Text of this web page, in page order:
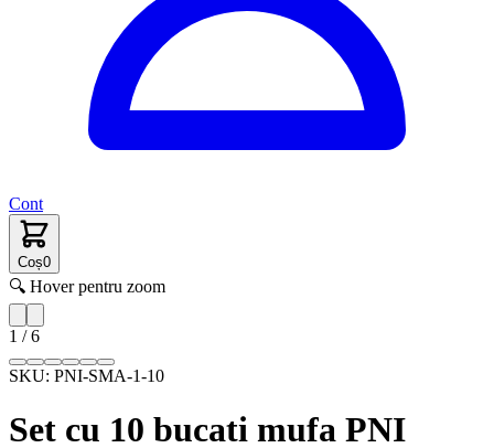
Cont
Coș0
🔍 Hover pentru zoom
1 /6
SKU: PNI-SMA-1-10
Set cu 10 bucati mufa PNI